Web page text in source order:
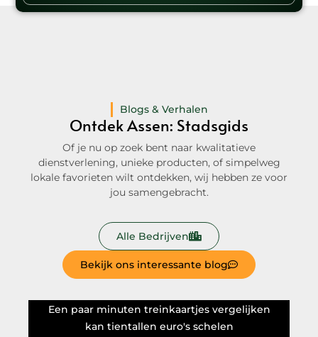
Blogs & Verhalen
Ontdek Assen: Stadsgids
Of je nu op zoek bent naar kwalitatieve
dienstverlening, unieke producten, of simpelweg
lokale favorieten wilt ontdekken, wij hebben ze voor
jou samengebracht.
Bekijk ons interessante blog
Alle Bedrijven
Een paar minuten treinkaartjes vergelijken
kan tientallen euro's schelen